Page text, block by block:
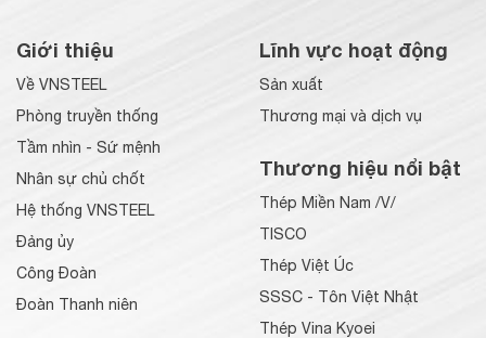
Giới thiệu
Về VNSTEEL
Phòng truyền thống
Tầm nhìn - Sứ mệnh
Nhân sự chủ chốt
Hệ thống VNSTEEL
Đảng ủy
Công Đoàn
Đoàn Thanh niên
Lĩnh vực hoạt động
Sản xuất
Thương mại và dịch vụ
Thương hiệu nổi bật
Thép Miền Nam /V/
TISCO
Thép Việt Úc
SSSC - Tôn Việt Nhật
Thép Vina Kyoei